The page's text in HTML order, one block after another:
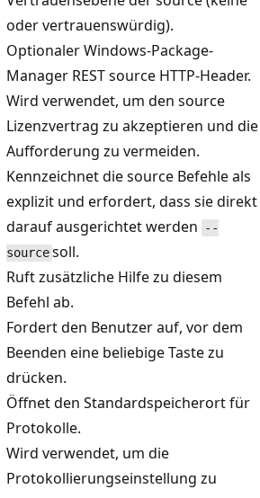
oder vertrauenswürdig).
Optionaler Windows-Package-
Manager REST source HTTP-Header.
Wird verwendet, um den source
Lizenzvertrag zu akzeptieren und die
Aufforderung zu vermeiden.
Kennzeichnet die source Befehle als
explizit und erfordert, dass sie direkt
darauf ausgerichtet werden
--
sourcesoll.
Ruft zusätzliche Hilfe zu diesem
Befehl ab.
Fordert den Benutzer auf, vor dem
Beenden eine beliebige Taste zu
drücken.
Öffnet den Standardspeicherort für
Protokolle.
Wird verwendet, um die
Protokollierungseinstellung zu